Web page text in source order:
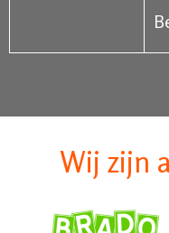
Wij zijn